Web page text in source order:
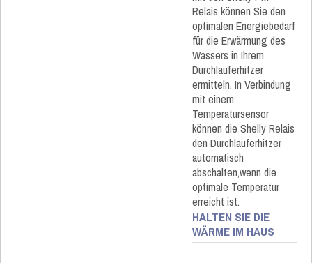
Relais können Sie den
optimalen Energiebedarf
für die Erwärmung des
Wassers in Ihrem
Durchlauferhitzer
ermitteln. In Verbindung
mit einem
Temperatursensor
können die Shelly Relais
den Durchlauferhitzer
automatisch
abschalten,wenn die
optimale Temperatur
erreicht ist.
HALTEN SIE DIE
WÄRME IM HAUS